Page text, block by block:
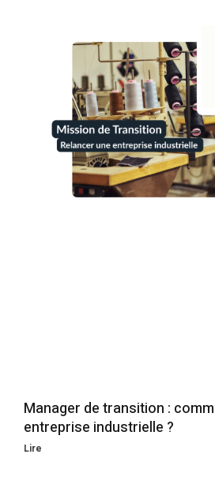
Manager de transition :
entreprise industrielle ?
Lire